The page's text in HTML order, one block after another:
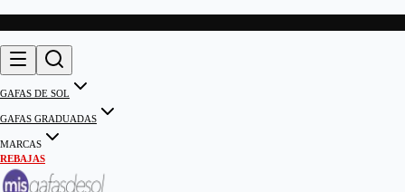
GAFAS DE SOL
GAFAS GRADUADAS
MARCAS
REBAJAS